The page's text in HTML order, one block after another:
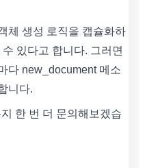
체 생성 로직을 캡슐화하
있다고 합니다. 그러면
다 new_document 메소
니다.
한 번 더 문의해보겠습